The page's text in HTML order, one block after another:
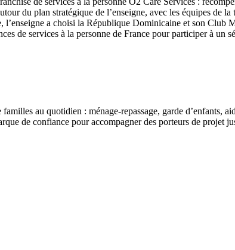
du plan stratégique de l’enseigne, avec les équipes de la
a choisi la République Dominicaine et son Club
de services à la personne de France pour participer à un
au quotidien : ménage-repassage, garde d’enfants,
de confiance pour accompagner des porteurs de projet